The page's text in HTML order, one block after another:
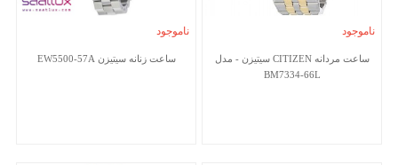
ناموجود
ساعت مردانه CITIZEN سیتیزن - مدل
BM7334-66L
ناموجود
ساعت زنانه سیتیزن EW5500-57A